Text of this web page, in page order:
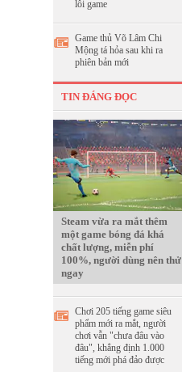
lỗi game
Game thủ Võ Lâm Chi
Mộng tá hỏa sau khi ra
phiên bản mới
TIN ĐÁNG ĐỌC
Steam vừa ra mắt thêm
một game bóng đá khá
chất lượng, miễn phí
100%, người dùng nên thử
ngay
Chơi 205 tiếng game siêu
phẩm mới ra mắt, người
chơi vẫn "chưa đâu vào
đâu", khẳng định 1.000
tiếng mới phá đảo được